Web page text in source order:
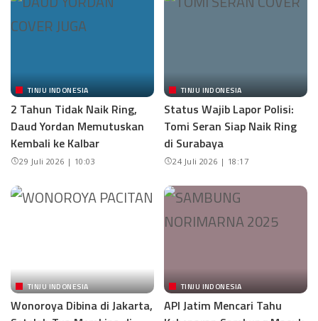
TINJU INDONESIA
2 Tahun Tidak Naik Ring,
Daud Yordan Memutuskan
Kembali ke Kalbar
29 Juli 2026 | 10:03
TINJU INDONESIA
Status Wajib Lapor Polisi:
Tomi Seran Siap Naik Ring
di Surabaya
24 Juli 2026 | 18:17
TINJU INDONESIA
Wonoroya Dibina di Jakarta,
TINJU INDONESIA
API Jatim Mencari Tahu